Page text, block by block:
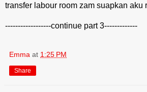
transfer labour room zam suapkan aku
------------------continue part 3-------------
Emma at 1:25 PM
Share